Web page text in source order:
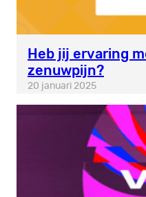
Heb jij ervaring
zenuwpijn?
20 januari 2025